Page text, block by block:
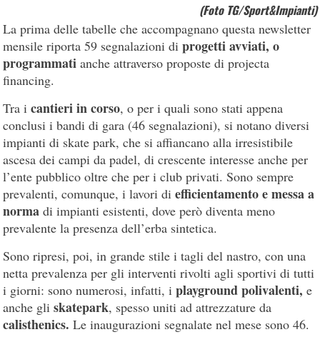
(Foto TG/Sport&Impianti)
La prima delle tabelle che accompagnano questa newsletter
mensile riporta 59 segnalazioni diprogetti avviati, o
programmati anche attraverso proposte di projecta
financing.
Tra icantieri in corso, o per i quali sono stati appena
conclusi i bandi di gara (46 segnalazioni), si notano diversi
impianti di skate park, che si affiancano alla irresistibile
ascesa dei campi da padel, di crescente interesse anche per
l’ente pubblico oltre che per i club privati. Sono sempre
prevalenti, comunque, i lavori diefficientamento e messa a
normadi impianti esistenti, dove però diventa meno
prevalente la presenza dell’erba sintetica.
Sono ripresi, poi, in grande stile i tagli del nastro, con una
netta prevalenza per gli interventi rivolti agli sportivi di tutti
i giorni: sono numerosi, infatti, iplayground polivalenti, e
anche gliskatepark, spesso uniti ad attrezzature da
calisthenics. Le inaugurazioni segnalate nel mese sono 46.